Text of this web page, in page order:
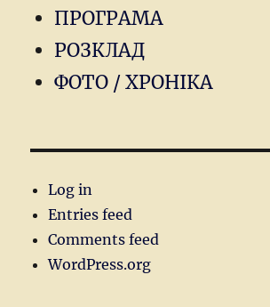
ПРОГРАМА
РОЗКЛАД
ФОТО / ХРОНІКА
Log in
Entries feed
Comments feed
WordPress.org